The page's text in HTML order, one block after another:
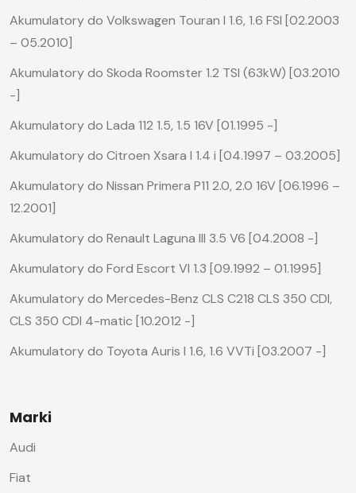
Akumulatory do Volkswagen Touran I 1.6, 1.6 FSI [02.2003
– 05.2010]
Akumulatory do Skoda Roomster 1.2 TSI (63kW) [03.2010
-]
Akumulatory do Lada 112 1.5, 1.5 16V [01.1995 -]
Akumulatory do Citroen Xsara I 1.4 i [04.1997 – 03.2005]
Akumulatory do Nissan Primera P11 2.0, 2.0 16V [06.1996 –
12.2001]
Akumulatory do Renault Laguna III 3.5 V6 [04.2008 -]
Akumulatory do Ford Escort VI 1.3 [09.1992 – 01.1995]
Akumulatory do Mercedes-Benz CLS C218 CLS 350 CDI,
CLS 350 CDI 4-matic [10.2012 -]
Akumulatory do Toyota Auris I 1.6, 1.6 VVTi [03.2007 -]
Marki
Audi
Fiat